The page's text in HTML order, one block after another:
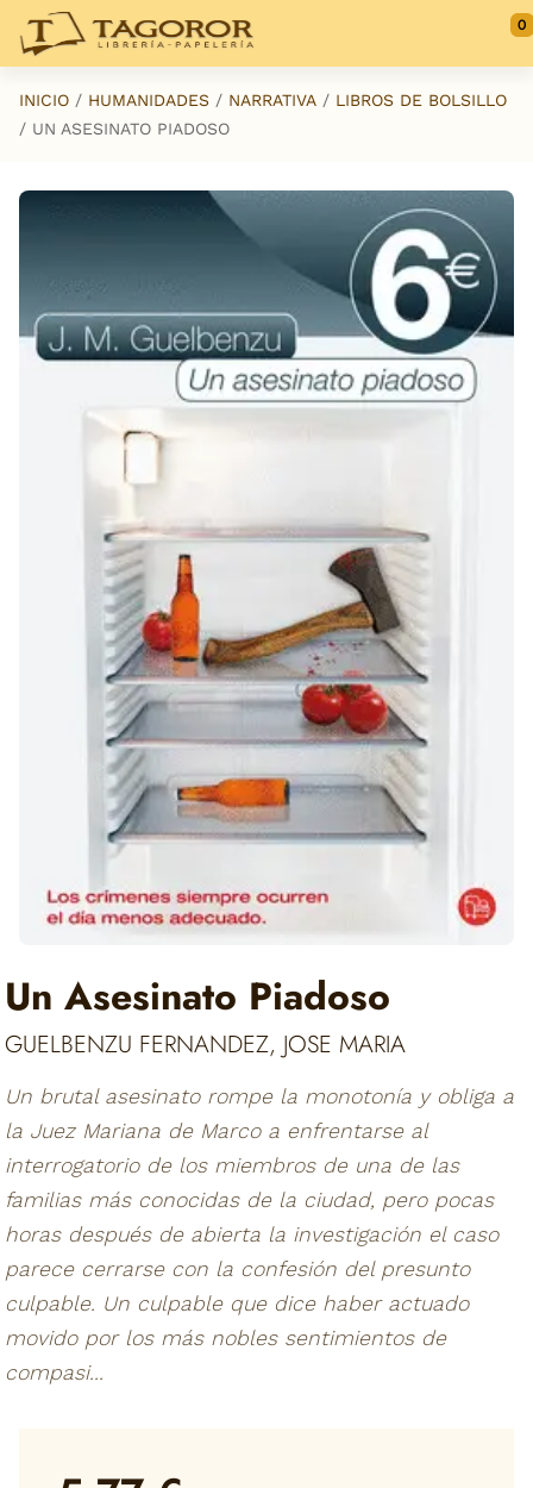
Saltar al contenido principal
0
INICIO HUMANIDADES NARRATIVA
LIBROS DE BOLSILLO
UN ASESINATO PIADOSO
Un Asesinato Piadoso
GUELBENZU FERNANDEZ, JOSE MARIA
Un brutal asesinato rompe la monotonía y obliga a
la Juez Mariana de Marco a enfrentarse al
interrogatorio de los miembros de una de las
familias más conocidas de la ciudad, pero pocas
horas después de abierta la investigación el caso
parece cerrarse con la confesión del presunto
culpable. Un culpable que dice haber actuado
movido por los más nobles sentimientos de
compasi...